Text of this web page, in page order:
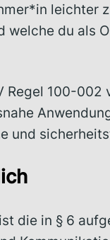
leichter
du als
Regel 100-
und
die in § 6